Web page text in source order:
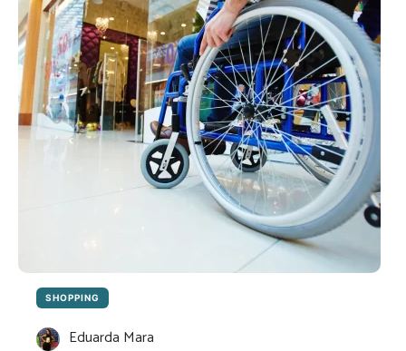
SHOPPING
CENTERS
SHOPPING
Eduarda Mara